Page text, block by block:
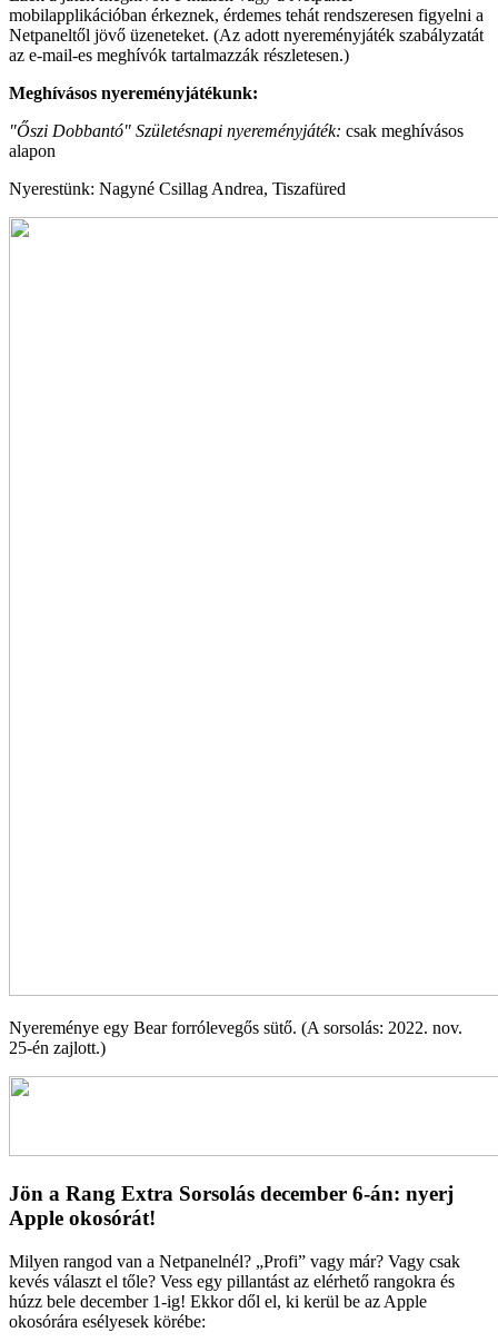
mobilapplikációban érkeznek, érdemes tehát rendszeresen figyelni a
Netpaneltől jövő üzeneteket. (Az adott nyereményjáték szabályzatát
az e-mail-es meghívók tartalmazzák részletesen.)
Meghívásos nyereményjátékunk:
"Őszi Dobbantó" Születésnapi nyereményjáték: csak meghívásos
alapon
Nyerestünk: Nagyné Csillag Andrea, Tiszafüred
Nyereménye egy Bear forrólevegős sütő. (A sorsolás: 2022. nov.
25-én zajlott.)
Jön a Rang Extra Sorsolás december 6-án: nyerj
Apple okosórát!
Milyen rangod van a Netpanelnél? „Profi” vagy már? Vagy csak
kevés választ el tőle? Vess egy pillantást az elérhető rangokra és
húzz bele december 1-ig! Ekkor dől el, ki kerül be az Apple
okosórára esélyesek körébe: